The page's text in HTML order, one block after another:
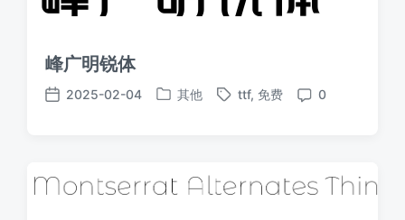
峰广明锐体
发
2025-02-04
发
其他
标
ttf, 免费
评
0